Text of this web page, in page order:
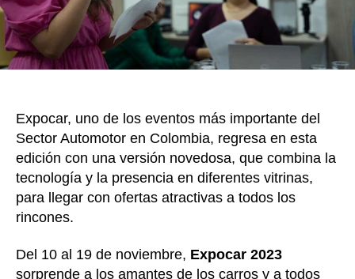
en
Expocar, uno de los eventos más importante del
Sector Automotor en Colombia, regresa en esta
edición con una versión novedosa, que combina la
tecnología y la presencia en diferentes vitrinas,
para llegar con ofertas atractivas a todos los
rincones.
Del 10 al 19 de noviembre, Expocar 2023
sorprende a los amantes de los carros y a todos